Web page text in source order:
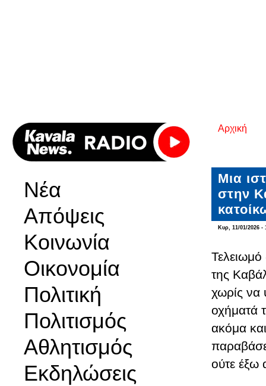
Νέα
Απόψεις
Κοινωνία
Οικονομία
Πολιτική
Πολιτισμός
Αθλητισμός
Εκδηλώσεις
Είστε
Αρχική
Μια
στην
Κυρ, 11/01/2026 -
της
χωρίς να
οχήματά
ακόμα
ούτε έξω